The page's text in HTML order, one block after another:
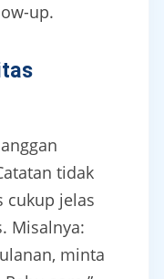
up.
tidak
cukup jelas
Misalnya:
minta